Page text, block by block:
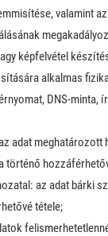
valamint
képfelvétel
alkalmas
DNS-minta,
adat meghatározott
történő
az adat bárki
tétele;